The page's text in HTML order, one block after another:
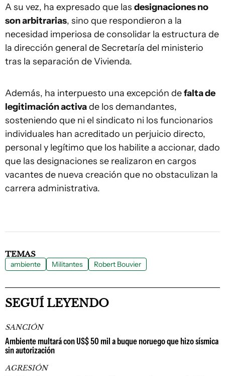
A su vez, ha expresado que las designaciones no
son arbitrarias, sino que respondieron a la
necesidad imperiosa de consolidar la estructura de
la dirección general de Secretaría del ministerio
tras la separación de Vivienda.
Además, ha interpuesto una excepción defalta de
legitimación activade los demandantes,
sosteniendo que ni el sindicato ni los funcionarios
individuales han acreditado un perjuicio directo,
personal y legítimo que los habilite a accionar, dado
que las designaciones se realizaron en cargos
vacantes de nueva creación que no obstaculizan la
carrera administrativa.
TEMAS
ambiente Militantes Robert Bouvier
SEGUÍ LEYENDO
SANCIÓN
Ambiente multará con US$ 50 mil a buque noruego que hizo sísmica
sin autorización
AGRESIÓN